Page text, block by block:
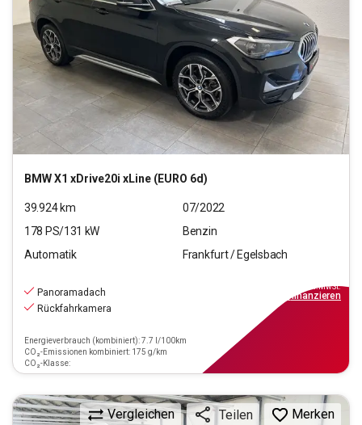
BMWX1 xDrive20i xLine (EURO 6d)
39.924km
07/2022
178 PS/131 kW
Benzin
Automatik
Frankfurt / Egelsbach
Panoramadach
Rückfahrkamera
Energieverbrauch (kombiniert): 7.7 l/100km
CO₂-Emissionen kombiniert: 175 g/km
CO₂-Klasse:
inkl.MwSt.
finanzieren
Vergleichen Teilen Merken